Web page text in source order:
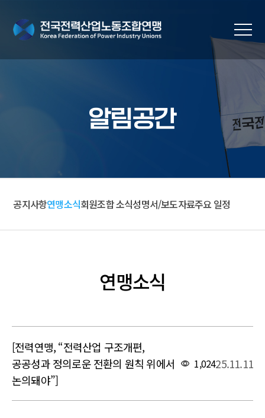
알림공간
공지사항연맹소식회원조합 소식성명서/보도자료주요 일정
연맹소식
[전력연맹, “전력산업 구조개편,
공공성과 정의로운 전환의 원칙 위에서
논의돼야”]
1,02425.11.11